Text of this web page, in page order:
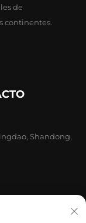
de
continentes.
Shandong,